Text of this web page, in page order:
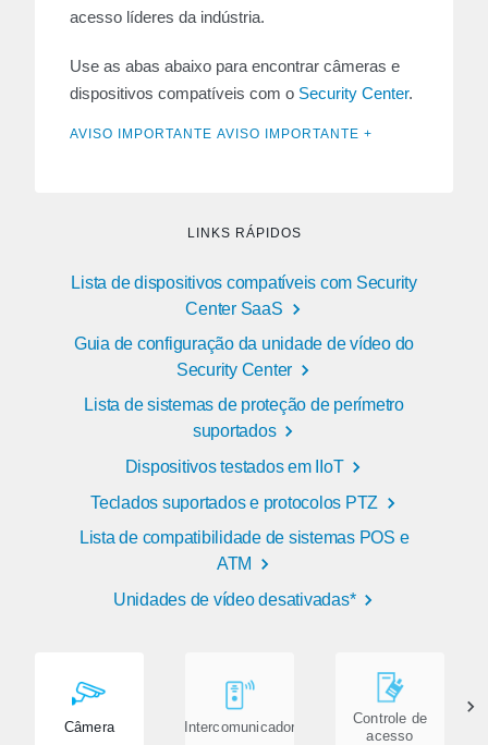
acesso líderes da indústria.
Use as abas abaixo para encontrar câmeras e
dispositivos compatíveis com o Security Center.
AVISO IMPORTANTE AVISO IMPORTANTE +
LINKS RÁPIDOS
Lista de dispositivos compatíveis com Security
Center SaaS
Guia de configuração da unidade de vídeo do
Security Center
Lista de sistemas de proteção de perímetro
suportados
Dispositivos testados em IIoT
Teclados suportados e protocolos PTZ
Lista de compatibilidade de sistemas POS e
ATM
Unidades de vídeo desativadas*
Câmera Intercomunicador
Controle de
acesso